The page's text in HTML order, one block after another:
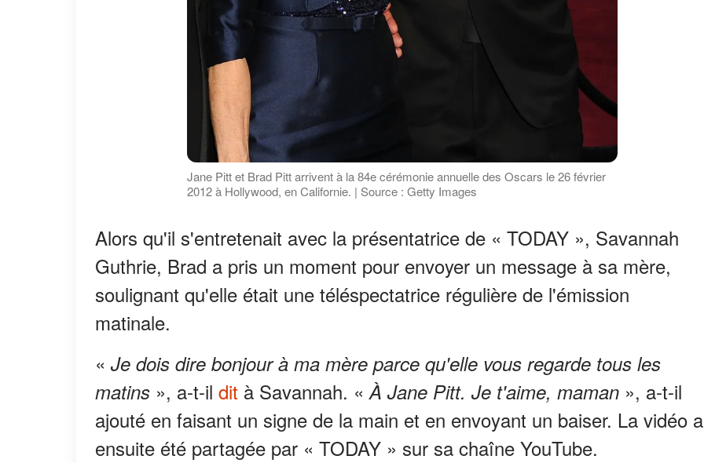
Jane Pitt et Brad Pitt arrivent à la 84e cérémonie annuelle des Oscars le 26 février
2012 à Hollywood, en Californie. | Source : Getty Images
Alors qu'il s'entretenait avec la présentatrice de « TODAY », Savannah
Guthrie, Brad a pris un moment pour envoyer un message à sa mère,
soulignant qu'elle était une téléspectatrice régulière de l'émission
matinale.
« Je dois dire bonjour à ma mère parce qu'elle vous regarde tous les
matins », a-t-il dit à Savannah. «À Jane Pitt. Je t'aime, maman », a-t-il
ajouté en faisant un signe de la main et en envoyant un baiser. La vidéo a
ensuite été partagée par « TODAY » sur sa chaîne YouTube.